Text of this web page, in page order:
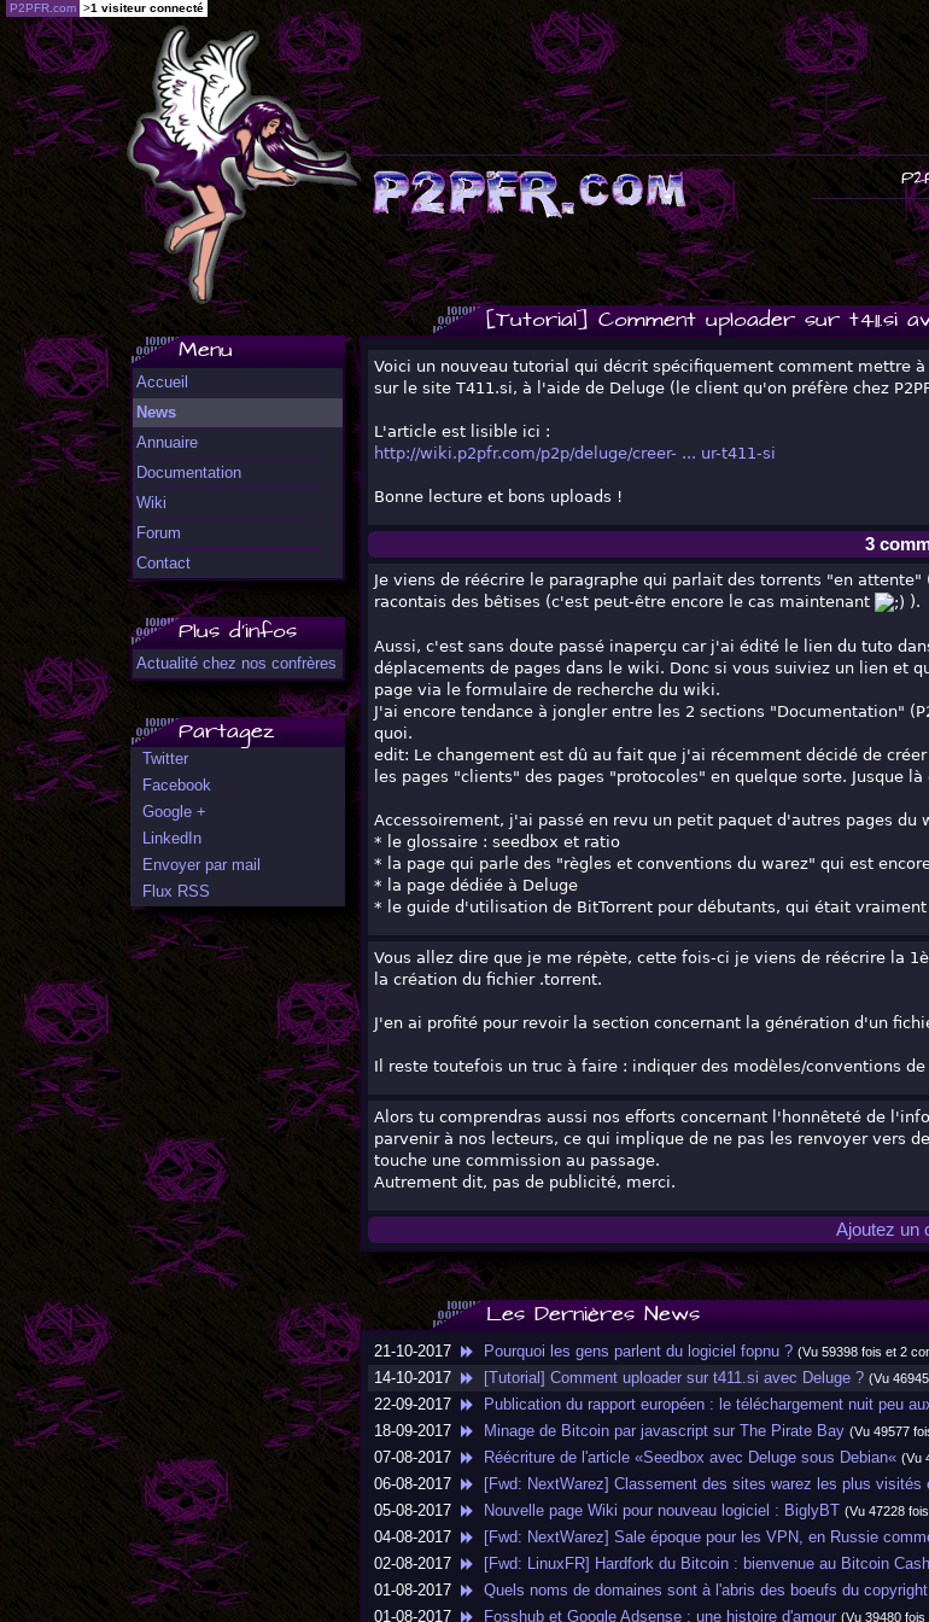
Menu
Accueil
News
Annuaire
Documentation
Wiki
Forum
Contact
Plus d'infos
Actualité chez nos confrères
Partagez
Twitter
Facebook
Google +
LinkedIn
Envoyer par mail
Flux RSS
[Tutorial] Comment uploader sur t411.si
Voici un nouveau tutorial qui décrit spécifiquement comment mettre
sur le site T411.si, à l'aide de Deluge (le client qu'on préfère chez
L'article est lisible ici :
http://wiki.p2pfr.com/p2p/deluge/creer- ... ur-t411-si
Bonne lecture et bons uploads !
3
Je viens de réécrire le paragraphe qui parlait des torrents "en
racontais des bêtises (c'est peut-être encore le cas maintenant
).
Aussi, c'est sans doute passé inaperçu car j'ai édité le lien du tuto
déplacements de pages dans le wiki. Donc si vous suiviez un lien et
page via le formulaire de recherche du wiki.
J'ai encore tendance à jongler entre les 2 sections "Documentation"
quoi.
edit: Le changement est dû au fait que j'ai récemment décidé de
les pages "clients" des pages "protocoles" en quelque sorte. Jusque
Accessoirement, j'ai passé en revu un petit paquet d'autres pages du
* le glossaire : seedbox et ratio
* la page qui parle des "règles et conventions du warez" qui est
* la page dédiée à Deluge
* le guide d'utilisation de BitTorrent pour débutants, qui était
Vous allez dire que je me répète, cette fois-ci je viens de réécrire la
la création du fichier .torrent.
J'en ai profité pour revoir la section concernant la génération d'un
Il reste toutefois un truc à faire : indiquer des modèles/conventions
Alors tu comprendras aussi nos efforts concernant l'honnêteté de
parvenir à nos lecteurs, ce qui implique de ne pas les renvoyer vers
touche une commission au passage.
Autrement dit, pas de publicité, merci.
Ajoutez un
Les Dernières News
21-10-2017 Pourquoi les gens parlent du logiciel fopnu ? (Vu 59398 fois et 2
14-10-2017 [Tutorial] Comment uploader sur t411.si avec Deluge ? (Vu
22-09-2017 Publication du rapport européen : le téléchargement nuit peu
18-09-2017 Minage de Bitcoin par javascript sur The Pirate Bay (Vu 49577
07-08-2017 Réécriture de l'article «Seedbox avec Deluge sous Debian« (Vu
06-08-2017 [Fwd: NextWarez] Classement des sites warez les plus visités
05-08-2017 Nouvelle page Wiki pour nouveau logiciel : BiglyBT (Vu 47228
04-08-2017 [Fwd: NextWarez] Sale époque pour les VPN, en Russie
02-08-2017 [Fwd: LinuxFR] Hardfork du Bitcoin : bienvenue au Bitcoin Cash
01-08-2017 Quels noms de domaines sont à l'abris des boeufs du
01-08-2017 Fosshub et Google Adsense : une histoire d'amour (Vu 39480 fois
P2PFR.com >1 visiteur connecté